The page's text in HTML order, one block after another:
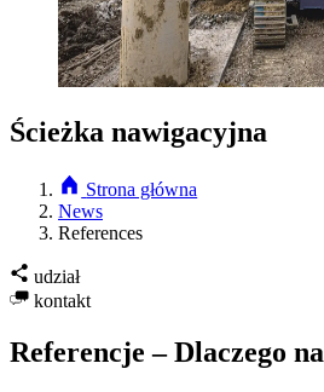
Ścieżka nawigacyjna
Strona główna
News
References
udział
kontakt
Referencje – Dlaczego